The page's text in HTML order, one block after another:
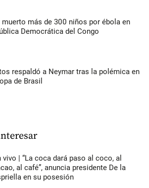
muerto más de 300 niños por ébola en
Democrática del Congo
respaldó a Neymar tras la polémica en
de Brasil
vivo | “La coca dará paso al coco, al
al café”, anuncia presidente De la
en su posesión